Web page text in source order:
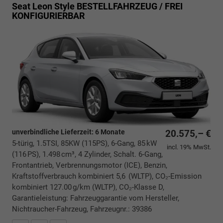
Seat Leon Style BESTELLFAHRZEUG / FREI
KONFIGURIERBAR
20.575,– €
incl. 19% MwSt.
unverbindliche Lieferzeit: 6 Monate
5-türig, 1.5TSI, 85KW (115PS), 6-Gang, 85 kW
(116 PS), 1.498 cm³, 4 Zylinder, Schalt. 6-Gang,
Frontantrieb, Verbrennungsmotor (ICE), Benzin,
Kraftstoffverbrauch kombiniert 5,6 (WLTP), CO₂-Emission
kombiniert 127.00 g/km (WLTP), CO₂-Klasse D,
Garantieleistung: Fahrzeuggarantie vom Hersteller,
Nichtraucher-Fahrzeug, Fahrzeugnr.: 39386